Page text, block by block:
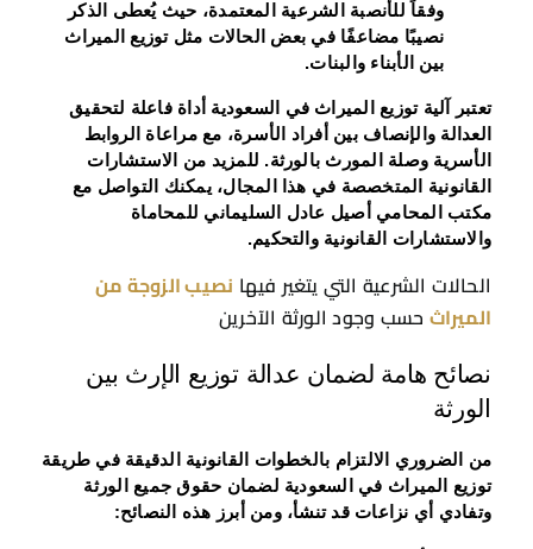
وفقاً للأنصبة الشرعية المعتمدة، حيث يُعطى الذكر
نصيبًا مضاعفًا في بعض الحالات مثل توزيع الميراث
بين الأبناء والبنات.
تعتبر آلية توزيع الميراث في السعودية أداة فاعلة لتحقيق
العدالة والإنصاف بين أفراد الأسرة، مع مراعاة الروابط
الأسرية وصلة المورث بالورثة. للمزيد من الاستشارات
القانونية المتخصصة في هذا المجال، يمكنك التواصل مع
مكتب المحامي أصيل عادل السليماني للمحاماة
والاستشارات القانونية والتحكيم.
الحالات الشرعية التي يتغير فيها نصيب الزوجة من
الميراث حسب وجود الورثة الآخرين
نصائح هامة لضمان عدالة توزيع الإرث بين
الورثة
من الضروري الالتزام بالخطوات القانونية الدقيقة في طريقة
توزيع الميراث في السعودية لضمان حقوق جميع الورثة
وتفادي أي نزاعات قد تنشأ، ومن أبرز هذه النصائح: